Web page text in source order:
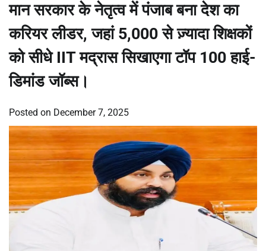
मान सरकार के नेतृत्व में पंजाब बना देश का
करियर लीडर, जहां 5,000 से ज़्यादा शिक्षकों
को सीधे IIT मद्रास सिखाएगा टॉप 100 हाई-
डिमांड जॉब्स।
Posted on December 7, 2025